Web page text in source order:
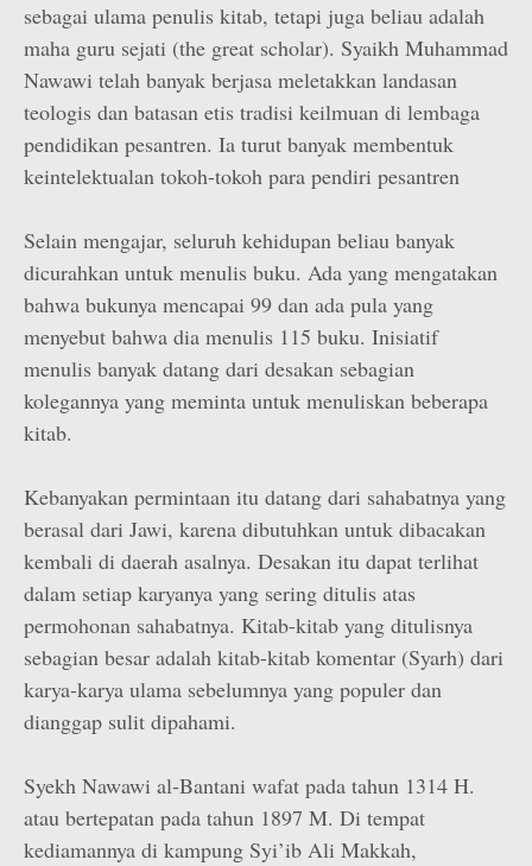
sebagai ulama penulis kitab, tetapi juga beliau adalah
maha guru sejati (the great scholar). Syaikh Muhammad
Nawawi telah banyak berjasa meletakkan landasan
teologis dan batasan etis tradisi keilmuan di lembaga
pendidikan pesantren. Ia turut banyak membentuk
keintelektualan tokoh-tokoh para pendiri pesantren
Selain mengajar, seluruh kehidupan beliau banyak
dicurahkan untuk menulis buku. Ada yang mengatakan
bahwa bukunya mencapai 99 dan ada pula yang
menyebut bahwa dia menulis 115 buku. Inisiatif
menulis banyak datang dari desakan sebagian
kolegannya yang meminta untuk menuliskan beberapa
kitab.
Kebanyakan permintaan itu datang dari sahabatnya yang
berasal dari Jawi, karena dibutuhkan untuk dibacakan
kembali di daerah asalnya. Desakan itu dapat terlihat
dalam setiap karyanya yang sering ditulis atas
permohonan sahabatnya. Kitab-kitab yang ditulisnya
sebagian besar adalah kitab-kitab komentar (Syarh) dari
karya-karya ulama sebelumnya yang populer dan
dianggap sulit dipahami.
Syekh Nawawi al-Bantani wafat pada tahun 1314 H.
atau bertepatan pada tahun 1897 M. Di tempat
kediamannya di kampung Syi’ib Ali Makkah,